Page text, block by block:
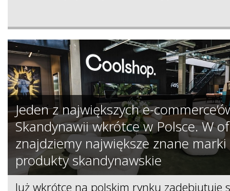
Jeden z największych e-
Skandynawii wkrótce w Polsce. W
znajdziemy największe znane
produkty skandynawskie
Już wkrótce na polskim rynku zadebiutuje